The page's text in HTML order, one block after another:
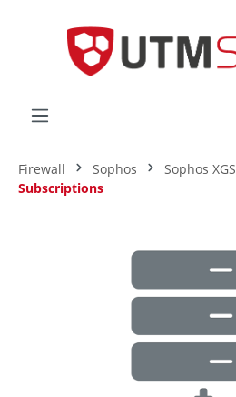
Firewall Sophos Sophos XGS
Subscriptions